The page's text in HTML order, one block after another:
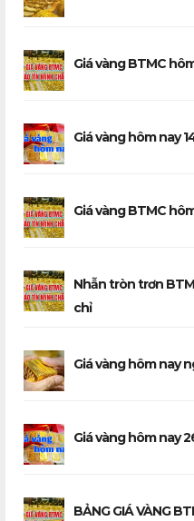
Giá vàng BTMC
Giá vàng hôm nay
Giá vàng BTMC
Nhẫn tròn trơn
chỉ
Giá vàng hôm nay
Giá vàng hôm nay
BẢNG GIÁ VÀNG